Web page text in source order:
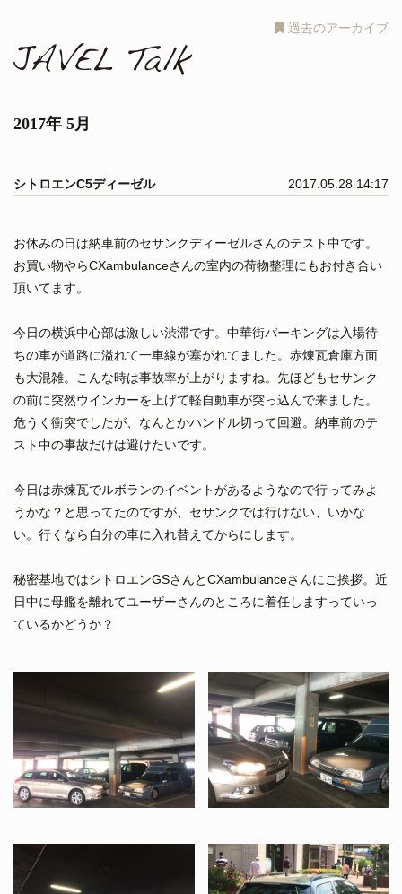
過去のアーカイブ
2017年 5月
シトロエンC5ディーゼル 2017.05.28 14:17
お休みの日は納車前のセサンクディーゼルさんのテスト中です。
お買い物やらCXambulanceさんの室内の荷物整理にもお付き合い
頂いてます。
今日の横浜中心部は激しい渋滞です。中華街パーキングは入場待
ちの車が道路に溢れて一車線が塞がれてました。赤煉瓦倉庫方面
も大混雑。こんな時は事故率が上がりますね。先ほどもセサンク
の前に突然ウインカーを上げて軽自動車が突っ込んで来ました。
危うく衝突でしたが、なんとかハンドル切って回避。納車前のテ
スト中の事故だけは避けたいです。
今日は赤煉瓦でルボランのイベントがあるようなので行ってみよ
うかな？と思ってたのですが、セサンクでは行けない、いかな
い。行くなら自分の車に入れ替えてからにします。
秘密基地ではシトロエンGSさんとCXambulanceさんにご挨拶。近
日中に母艦を離れてユーザーさんのところに着任しますっていっ
ているかどうか？